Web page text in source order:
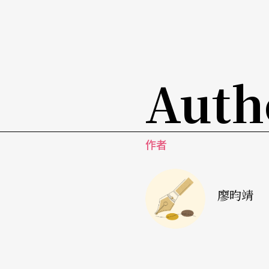
作者
廖昀靖